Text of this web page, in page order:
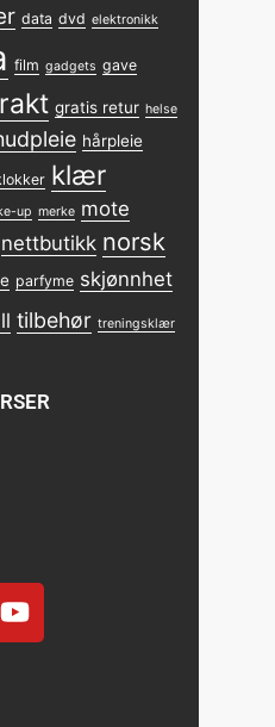
data dvd elektronikk
film gadgets gave
gratis retur helse
hårpleie
klær
up merke mote
nettbutikk norsk
parfyme skjønnhet
tilbehør treningsklær